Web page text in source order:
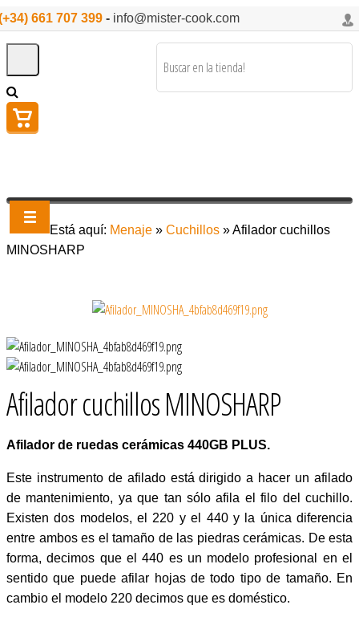
661 707 399 - info@mister-cook.com
Está aquí: Menaje » Cuchillos »Afilador cuchillos
MINOSHARP
Afilador cuchillos MINOSHARP
Afilador de ruedas cerámicas 440GB PLUS.
Este instrumento de afilado está dirigido a hacer un afilado
de mantenimiento, ya que tan sólo afila el filo del cuchillo.
Existen dos modelos, el 220 y el 440 y la única diferencia
entre ambos es el tamaño de las piedras cerámicas. De esta
forma, decimos que el 440 es un modelo profesional en el
sentido que puede afilar hojas de todo tipo de tamaño. En
cambio el modelo 220 decimos que es doméstico.